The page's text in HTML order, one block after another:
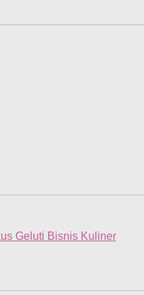
Geluti Bisnis Kuliner